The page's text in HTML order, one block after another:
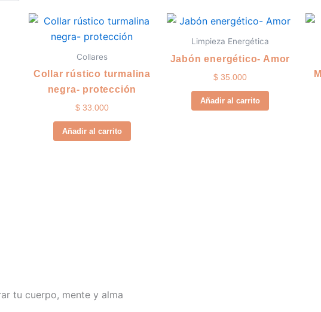
Collares
Collar rústico turmalina
negra- protección
$33.000
Añadir al carrito
Limpieza Energética
Jabón energético- Amor
$35.000
Añadir al carrito
tu cuerpo, mente y alma